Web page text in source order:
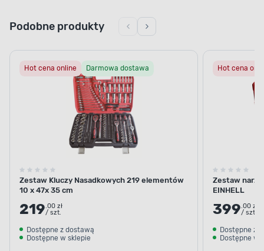
Podobne produkty
Hot cena online Darmowa dostawa
Zestaw Kluczy Nasadkowych 219 elementów
10 x 47x 35 cm
219.00 zł
/ szt.
Dostępne z dostawą
Dostępne w sklepie
Hot cena
Zestaw
EINHELL
399.00 zł
/ szt.
Dostępne z
Dostępne w